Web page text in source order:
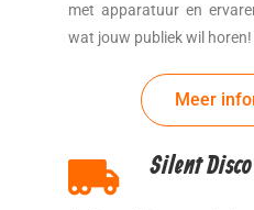
met apparatuur en
wat jouw publiek wil horen!
Meer
Silent